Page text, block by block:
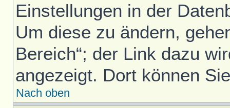
Einstellungen in der
Um diese zu ändern,
Bereich“; der Link dazu
angezeigt. Dort können
Nach oben